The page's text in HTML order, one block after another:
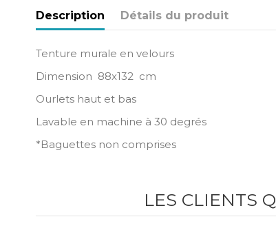
Description Détails du produit
Tenture murale en velours
Dimension 88x132 cm
Ourlets haut et bas
Lavable en machine à 30 degrés
*Baguettes non comprises
LES CLIENTS